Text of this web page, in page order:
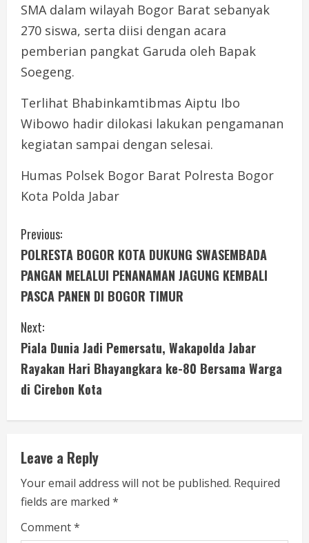
SMA dalam wilayah Bogor Barat sebanyak
270 siswa, serta diisi dengan acara
pemberian pangkat Garuda oleh Bapak
Soegeng.
Terlihat Bhabinkamtibmas Aiptu Ibo
Wibowo hadir dilokasi lakukan pengamanan
kegiatan sampai dengan selesai.
Humas Polsek Bogor Barat Polresta Bogor
Kota Polda Jabar
C
o
n
t
i
n
R
e
a
Previous:
POLRESTA BOGOR KOTA DUKUNG SWASEMBADA
PANGAN MELALUI PENANAMAN JAGUNG KEMBALI
PASCA PANEN DI BOGOR TIMUR
Next:
Piala Dunia Jadi Pemersatu, Wakapolda Jabar
Rayakan Hari Bhayangkara ke-80 Bersama Warga
di Cirebon Kota
Leave a Reply
Your email address will not be published. Required
fields are marked *
Comment*